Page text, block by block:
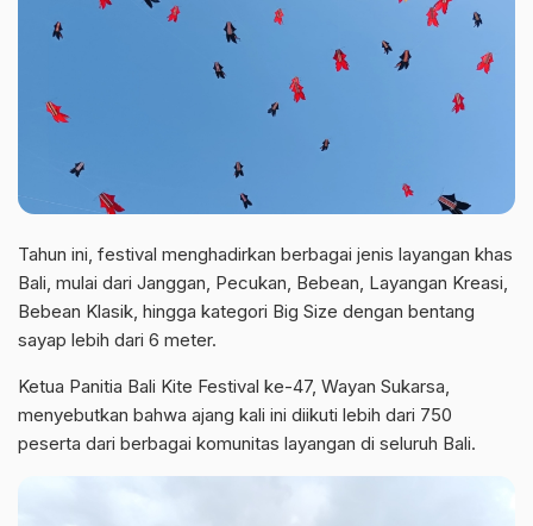
Tahun ini, festival menghadirkan berbagai jenis layangan khas
Bali, mulai dari Janggan, Pecukan, Bebean, Layangan Kreasi,
Bebean Klasik, hingga kategori Big Size dengan bentang
sayap lebih dari 6 meter.
Ketua Panitia Bali Kite Festival ke-47, Wayan Sukarsa,
menyebutkan bahwa ajang kali ini diikuti lebih dari 750
peserta dari berbagai komunitas layangan di seluruh Bali.